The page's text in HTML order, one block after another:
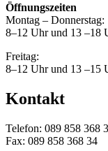
Öffnungszeiten
Montag – Donnerstag:
8–12 Uhr und 13 –18
Freitag:
8–12 Uhr und 13 –15
Kontakt
Telefon: 089 858 368
Fax: 089 858 368 34